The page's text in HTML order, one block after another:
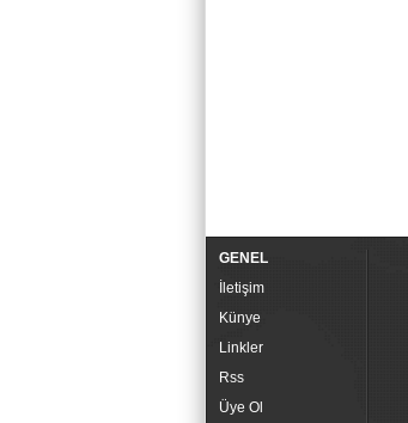
GENEL
İletişim
Künye
Linkler
Rss
Üye Ol